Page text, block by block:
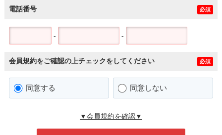
電話番号 必須
- -
会員規約をご確認の上チェックをしてください 必須
同意する 同意しない
▼会員規約を確認▼